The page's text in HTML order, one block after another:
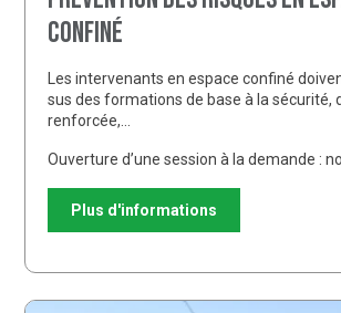
confiné
Les intervenants en espace confiné
sus des formations de base à la sécurité,
renforcée,…
Ouverture d’une session à la demande :
Plus d'informations